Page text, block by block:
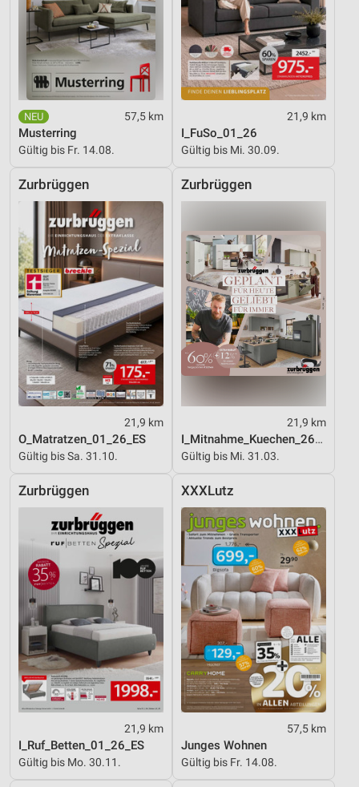
57,5 km
Musterring
Gültig bis Fr. 14.08.
21,9 km
I_FuSo_01_26
Gültig bis Mi. 30.09.
Zurbrüggen
21,9 km
O_Matratzen_01_26_ES
Gültig bis Sa. 31.10.
Zurbrüggen
21,9 km
I_Mitnahme_Kuechen_26_ES
Gültig bis Mi. 31.03.
Zurbrüggen
21,9 km
I_Ruf_Betten_01_26_ES
Gültig bis Mo. 30.11.
XXXLutz
57,5 km
Junges Wohnen
Gültig bis Fr. 14.08.